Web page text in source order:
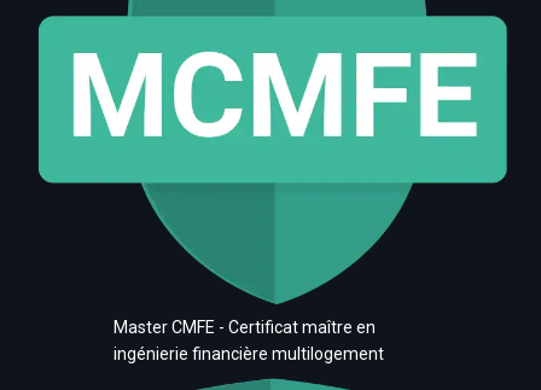
Master CMFE - Certificat maître en
ingénierie financière multilogement